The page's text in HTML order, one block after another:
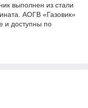
выполнен из стали
АОГВ «Газовик»
и доступны по